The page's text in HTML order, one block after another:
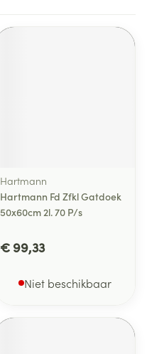
Hartmann
Hartmann Fd Zfkl Gatdoek
50x60cm 2l. 70 P/s
€ 99,33
Niet beschikbaar